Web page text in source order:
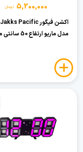
5,200,000 تومان
اکشن فیگور Jakks Pacific
مدل ماریو ارتفاع 50 سانتی متر